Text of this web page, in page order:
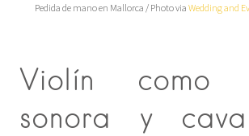
Pedida de mano en Mallorca / Photo via Wedding and
Violín como
sonora y